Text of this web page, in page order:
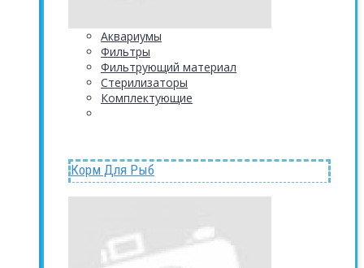
Аквариумы
Фильтры
Фильтрующий материал
Стерилизаторы
Комплектующие
Корм Для Рыб